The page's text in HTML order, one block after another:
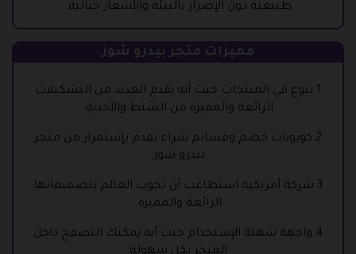
طبيعية دون الإضرار بالبيئة والأسعار خيالية.
مميزات متجر بيدرو شوز
1.تنوع في المنتجات حيث أنه يقدم العديد من التشكيلات
الرائعة والمميزة من الشنط والأحذية.
2.كوبونات خصم وقسائم شراء تقدم بإستمرار من متجر
بيدرو شوز.
3.شركة أمريكية استطاعت أن تجوب العالم بتصميماتها
الرائعة والمميزة.
4.واجهة سهلة الإستخدام حيث أنه يمكنك التصفح داخل